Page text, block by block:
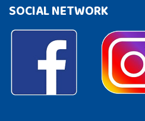
SOCIAL NETWORK